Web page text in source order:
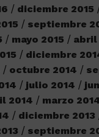
diciembre 2015
septiembre
mayo 2015 abril
diciembre
octubre 2014
julio 2014
2014 marzo
diciembre 2013
septiembre